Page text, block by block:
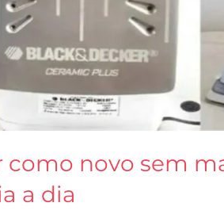
como novo sem
a dia